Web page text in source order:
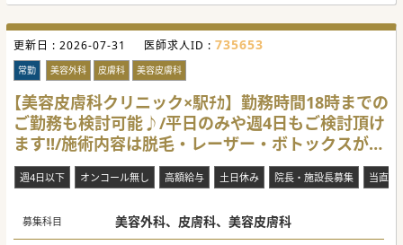
もご相談いただけます。
■勤務時間については柔軟にご相談が可能で、先生のご希望
をお伺いした上で調整いただけます。「10:00からの勤務開
始」や「16:00までの時短勤務」等についても検討可能です
ので、子育て中の先生方にもおすすめの求人です。
■現在の管理医師がご家庭の事情で勤務継続が困難となった
ため、後任の管理医師としてご勤務いただける先生をお探し
しております。
【具体的な業務内容】
■現在の管理医師は保険診療をメインに担当されており、非
常勤医師が美容診療を担当されています。現在の外来患者数
■保険診療のみのご相談も可能です。クリニックとしては美
容診療もできる限り取り入れていきたい意向がございます
上で、こちらも柔軟に調整していきたいという先方のご意向
です。
更新日 : 2026-07-31 医師求人ID : 735653
常勤 美容外科 皮膚科 美容皮膚科
【美容皮膚科クリニック×駅ﾁｶ】勤務時間18時までの
ご勤務も検討可能♪/平日のみや週4日もご検討頂け
ます!!/施術内容は脱毛・レーザー・ボトックスがメ
イン
週4日以下 オンコール無し 高額給与 土日休み 院長・施設長募集 当直な
募集科目 美容外科、皮膚科、美容皮膚科